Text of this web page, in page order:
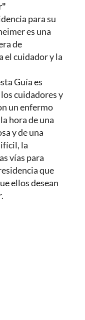
para su
es una
de
el cuidador y la
Guía es
cuidadores y
un enfermo
hora de una
y de una
la
vías para
que
ellos desean